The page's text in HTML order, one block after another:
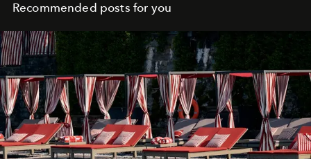
Recommended posts for you